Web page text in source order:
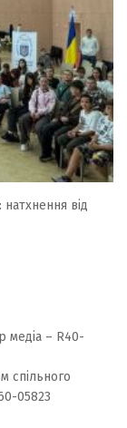
від
медіа – R40-
спільного
05823